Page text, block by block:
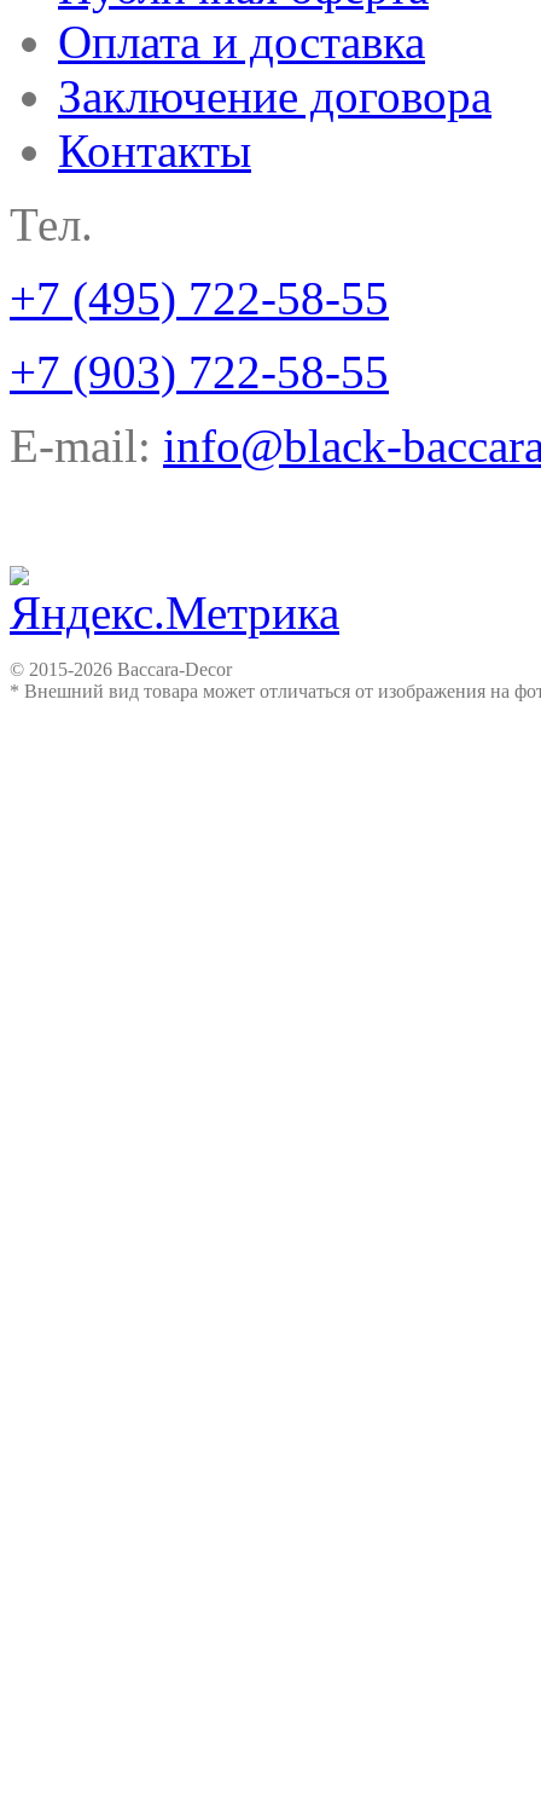
Оплата и доставка
Заключение договора
Контакты
Тел.
+7 (495) 722-58-55
+7 (903) 722-58-55
E-mail: info@black-
© 2015-2026 Baccara-Decor
* Внешний вид товара может отличаться от изображения на